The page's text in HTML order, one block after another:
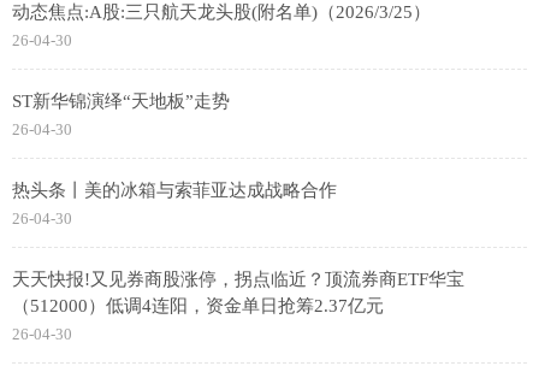
动态焦点:A股:三只航天龙头股(附名单)（2026/3/25）
26-04-30
ST新华锦演绎“天地板”走势
26-04-30
热头条丨美的冰箱与索菲亚达成战略合作
26-04-30
天天快报!又见券商股涨停，拐点临近？顶流券商ETF华宝
（512000）低调4连阳，资金单日抢筹2.37亿元
26-04-30